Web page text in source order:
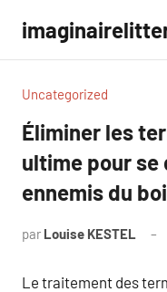
contenu
Uncategorized
Éliminer les
ultime pour se
ennemis du
par Louise KESTEL
Le traitement des